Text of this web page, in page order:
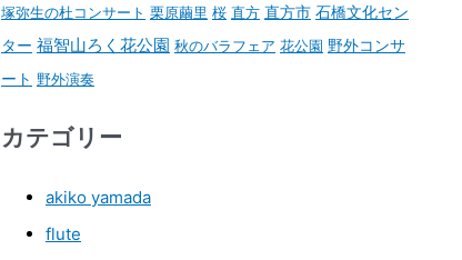
塚弥生の杜コンサート 栗原繭里 桜 直方 直方市 石橋文化セン
ター 福智山ろく花公園 秋のバラフェア 花公園 野外コンサ
ート 野外演奏
カテゴリー
akiko yamada
flute